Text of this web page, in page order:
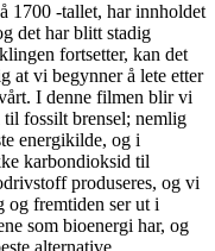
1700 -tallet, har innholdet
det har blitt stadig
fortsetter, kan det
at vi begynner å lete etter
I denne filmen blir vi
til fossilt brensel; nemlig
energikilde, og i
karbondioksid til
produseres, og vi
fremtiden ser ut i
som bioenergi har, og